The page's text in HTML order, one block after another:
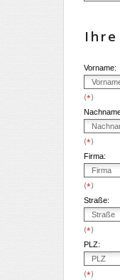
Vorname:
(*)
(*)
Firma:
(*)
Straße:
(*)
PLZ:
(*)